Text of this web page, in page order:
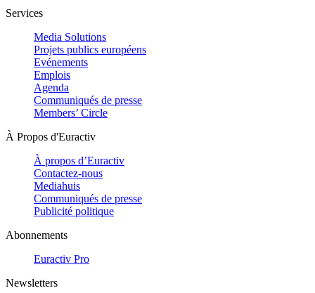
Services
Media Solutions
Projets publics européens
Evénements
Emplois
Agenda
Communiqués de presse
Members’ Circle
À Propos d'Euractiv
À propos d’Euractiv
Contactez-nous
Mediahuis
Communiqués de presse
Publicité politique
Abonnements
Euractiv Pro
Newsletters